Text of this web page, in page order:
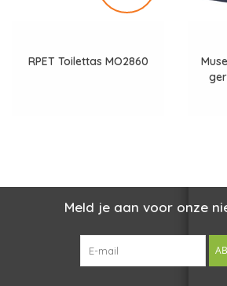
Het ruime hoofdvak biedt voldoende
verzorgingsproducten, cosmetica,
persoonlijke benodigdheden. Dankzij het
langdurige zichtbaarheid creëert.
Combineer deze toilettas met artikelen
gezondheid en verzorging, handige
of andere duurzame
RPET Toilettas MO2860
Meld je aan voor onze